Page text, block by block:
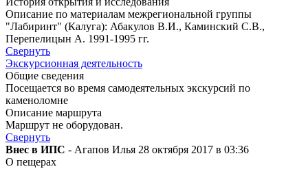
Описание по материалам межрегиональной группы
"Лабиринт" (Калуга): Абакулов В.И., Каминский С.В.,
Перепелицын А. 1991-1995 гг.
Свернуть
Экскурсионная деятельность
Общие сведения
Посещается во время самодеятельных экскурсий по
каменоломне
Описание маршрута
Маршрут не оборудован.
Свернуть
Внес в ИПС - Агапов Илья 28 октября 2017 в 03:36
О пещерах